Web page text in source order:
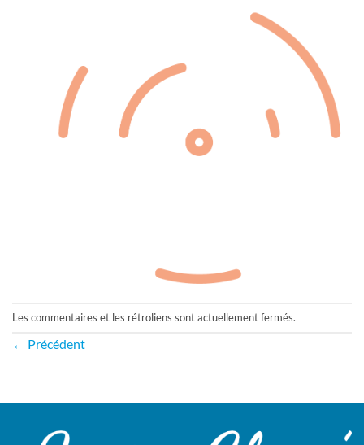
Les commentaires et les rétroliens sont actuellement fermés.
← Précédent